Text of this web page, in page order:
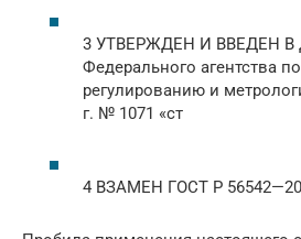
3 УТВЕРЖДЕН И ВВЕДЕН В
Федерального агентства
регулированию и
г. № 1071 «ст
4 ВЗАМЕН ГОСТ Р